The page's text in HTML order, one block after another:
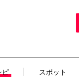
ピ スポット